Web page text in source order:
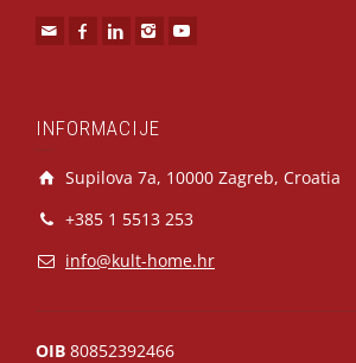
INFORMACIJE
Supilova 7a, 10000 Zagreb, Croatia
+385 1 5513 253
info@kult-home.hr
OIB 80852392466